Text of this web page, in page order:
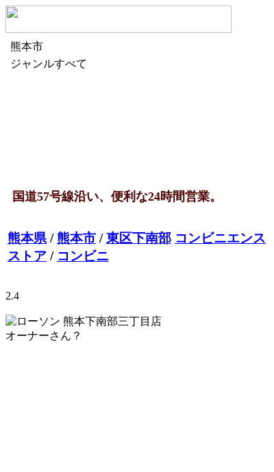
熊本市
ジャンルすべて
国道57号線沿い、便利な24時間営業。
ローソン 熊本下南部三丁目店
熊本県 / 熊本市 /東区下南部 コンビニエンス
ストア / コンビニ
2.4
オーナーさん？